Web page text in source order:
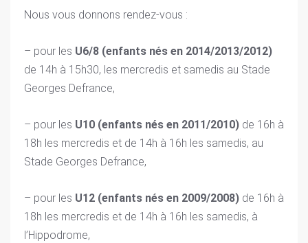
Nous vous donnons rendez-vous :
– pour les U6/8 (enfants nés en 2014/2013/2012)
de 14h à 15h30, les mercredis et samedis au Stade
Georges Defrance,
– pour les U10 (enfants nés en 2011/2010) de 16h à
18h les mercredis et de 14h à 16h les samedis, au
Stade Georges Defrance,
– pour les U12 (enfants nés en 2009/2008) de 16h à
18h les mercredis et de 14h à 16h les samedis, à
l’Hippodrome,